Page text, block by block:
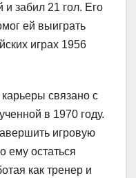
забил 21 гол. Его
ей выиграть
играх 1956
связано с
в 1970 году.
игровую
ему остаться
как тренер и